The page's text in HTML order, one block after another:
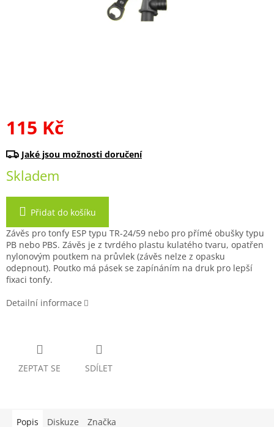
115 Kč
cena:
Skladem
Přidat do košíku
Závěs pro tonfy ESP typu TR-24/59 nebo pro přímé obušky typu
PB nebo PBS. Závěs je z tvrdého plastu kulatého tvaru, opatřen
nylonovým poutkem na průvlek (závěs nelze z opasku
odepnout). Poutko má pásek se zapínáním na druk pro lepší
fixaci tonfy.
Detailní informace
ZEPTAT SE SDÍLET
Popis Diskuze Značka